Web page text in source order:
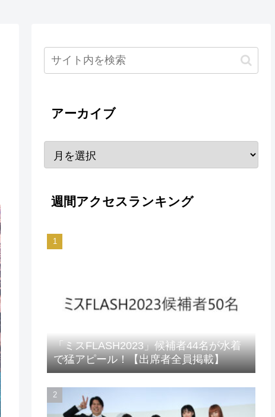
アーカイブ
週間アクセスランキング
「ミスFLASH2023」候補者44名が水着
で猛アピール！【出席者全員掲載】